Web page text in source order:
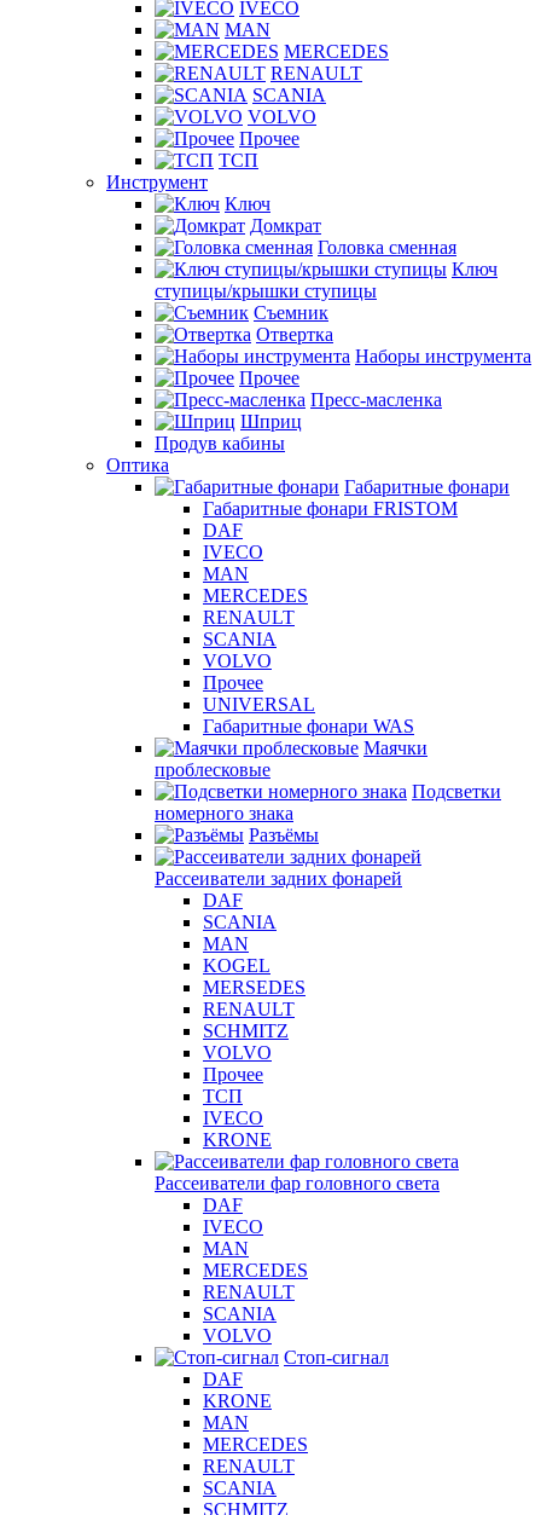
IVECO
MAN
MERCEDES
RENAULT
SCANIA
VOLVO
Прочее
ТСП
Инструмент
Ключ
Домкрат
Головка сменная
Ключ
ступицы/крышки ступицы
Съемник
Отвертка
Наборы инструмента
Прочее
Пресс-масленка
Шприц
Продув кабины
Оптика
Габаритные фонари
Габаритные фонари FRISTOM
DAF
IVECO
MAN
MERCEDES
RENAULT
SCANIA
VOLVO
Прочее
UNIVERSAL
Габаритные фонари WAS
Маячки
проблесковые
Подсветки
номерного знака
Разъёмы
Рассеиватели задних фонарей
DAF
SCANIA
MAN
KOGEL
MERSEDES
RENAULT
SCHMITZ
VOLVO
Прочее
ТСП
IVECO
KRONE
Рассеиватели фар головного света
DAF
IVECO
MAN
MERCEDES
RENAULT
SCANIA
VOLVO
Стоп-сигнал
DAF
KRONE
MAN
MERCEDES
RENAULT
SCANIA
SCHMITZ